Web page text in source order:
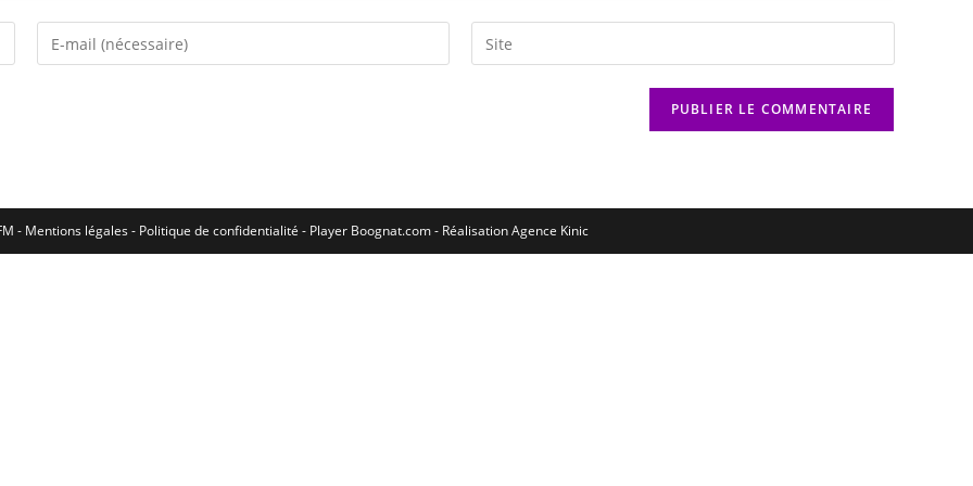
- Mentions légales - Politique de confidentialité - Player Boognat.com- RéalisationAgence Kinic